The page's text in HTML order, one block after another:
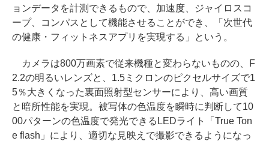
ョンデータを計測できるもので、加速度、ジャイロスコ
ープ、コンパスとして機能させることができ、「次世代
の健康・フィットネスアプリを実現する」という。
カメラは800万画素で従来機種と変わらないものの、F
2.2の明るいレンズと、1.5ミクロンのピクセルサイズで1
5％大きくなった裏面照射型センサーにより、高い画質
と暗所性能を実現。被写体の色温度を瞬時に判断して10
00パターンの色温度で発光できるLEDライト「True Ton
e flash」により、適切な見映えで撮影できるようになっ